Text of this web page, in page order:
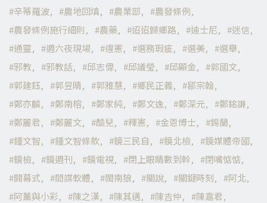
辛蒂羅波
農地回填 農業部
農發條例
農發條例施行細則
農藥 迢迢歸鄉路 迪士尼
迷信
通靈
週六夜現場 違憲 選務瑕疵 選美
選舉
邪教
邪教話 邱志偉 邱議瑩 邱顯金
郭國文
郭建鈺
郭昱晴 郭雅慧 鄉民正義
鄒宗翰
鄭亦麟
鄭南榕 鄭家純 鄭文逸 鄭深元
鄭銘謙
鄭麗君
鄭麗文 酷兒 釋憲 金恩博士
錫蘭
鍾文智
鍾文智條款 鏡三民自 鏡北檢
鏡媒體帝國
鏡檢
鏡週刊 鏡電視 閉上眼睛數到幹
閉嘴惦惦
開幕式
間諜軟體 閩南狼 關說 關鍵時刻
阿北
阿薰與小彩
陳之漢 陳其邁 陳吉仲
陳嘉君